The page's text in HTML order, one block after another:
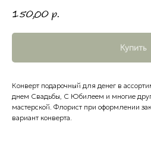
150,00 р.
Купить
Конверт подарочный для денег в
днем Свадьбы, С Юбилеем и многие
мастерской. Флорист при оформлении
вариант конверта.